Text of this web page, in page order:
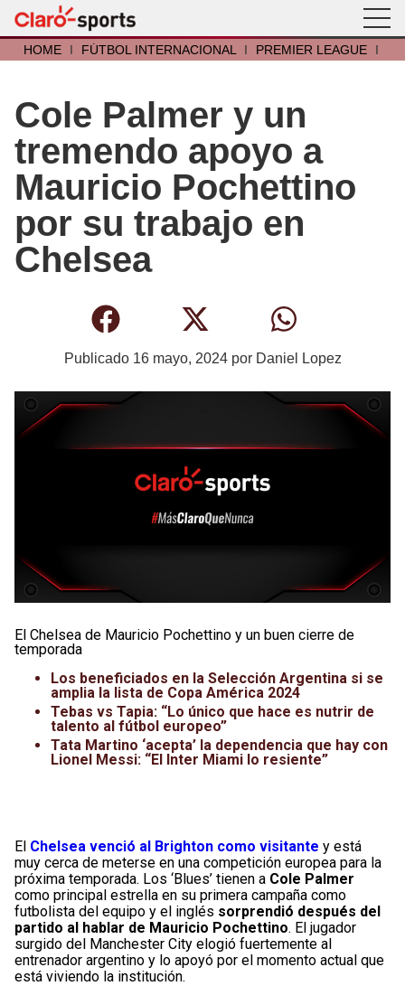
HOME I FÚTBOL INTERNACIONAL I PREMIER LEAGUE I
Cole Palmer y un
tremendo apoyo a
Mauricio Pochettino
por su trabajo en
Chelsea
Publicado 16 mayo, 2024por Daniel Lopez
El Chelsea de Mauricio Pochettino y un buen cierre de
temporada
Los beneficiados en la Selección Argentina si se
amplia la lista de Copa América 2024
Tebas vs Tapia: “Lo único que hace es nutrir de
talento al fútbol europeo”
Tata Martino ‘acepta’ la dependencia que hay con
Lionel Messi: “El Inter Miami lo resiente”
El Chelsea venció al Brighton como visitante y está
muy cerca de meterse en una competición europea para la
próxima temporada. Los ‘Blues’ tienen a Cole Palmer
como principal estrella en su primera campaña como
futbolista del equipo y el inglés sorprendió después del
partido al hablar de Mauricio Pochettino. El jugador
surgido del Manchester City elogió fuertemente al
entrenador argentino y lo apoyó por el momento actual que
está viviendo la institución.